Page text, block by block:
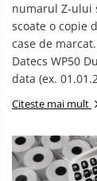
numarul Z-ului
scoate o copie
case de
Datecs WP50
data (ex.
Citeste mai mult